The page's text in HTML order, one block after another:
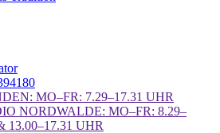
MO–FR: 7.29–17.31 UHR
NORDWALDE: MO–FR: 8.29–
13.00–17.31 UHR